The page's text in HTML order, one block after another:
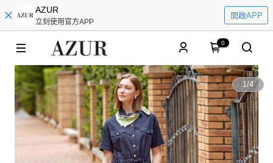
AZUR
立刻使用官方APP
開啟APP
0
1/4